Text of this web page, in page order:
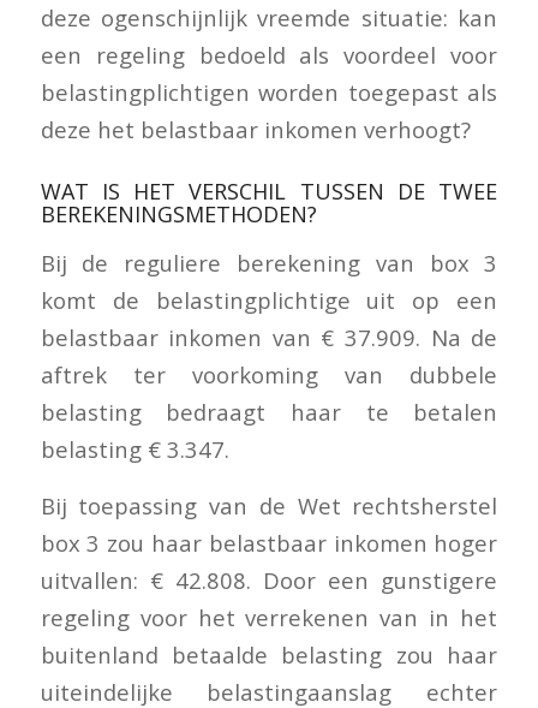
deze ogenschijnlijk vreemde situatie: kan
een regeling bedoeld als voordeel voor
belastingplichtigen worden toegepast als
deze het belastbaar inkomen verhoogt?
WAT IS HET VERSCHIL TUSSEN DE TWEE
BEREKENINGSMETHODEN?
Bij de reguliere berekening van box 3
komt de belastingplichtige uit op een
belastbaar inkomen van € 37.909. Na de
aftrek ter voorkoming van dubbele
belasting bedraagt haar te betalen
belasting € 3.347.
Bij toepassing van de Wet rechtsherstel
box 3 zou haar belastbaar inkomen hoger
uitvallen: € 42.808. Door een gunstigere
regeling voor het verrekenen van in het
buitenland betaalde belasting zou haar
uiteindelijke belastingaanslag echter